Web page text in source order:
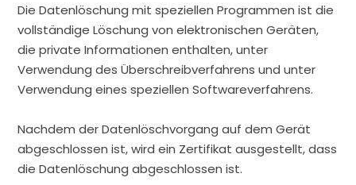
Die Datenlöschung mit speziellen Programmen ist die
vollständige Löschung von elektronischen Geräten,
die private Informationen enthalten, unter
Verwendung des Überschreibverfahrens und unter
Verwendung eines speziellen Softwareverfahrens.
Nachdem der Datenlöschvorgang auf dem Gerät
abgeschlossen ist, wird ein Zertifikat ausgestellt, dass
die Datenlöschung abgeschlossen ist.